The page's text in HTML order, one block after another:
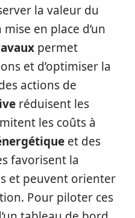
la valeur du
en place d’un
permet
et d’optimiser la
actions de
réduisent les
les coûts à
et des
favorisent la
et peuvent orienter
Pour piloter ces